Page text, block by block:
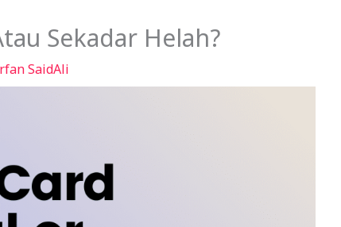
Sekadar Helah?
SaidAli